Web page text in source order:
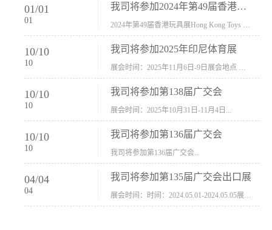
01/01
01
我司将参加2024年第49届香港玩具展Hong Kong Toys & Games Fair 欢迎新···
10/10
10
我司将参加2025年印尼体育展
10/10
10
我司将参加第138届广交会
展会时间：2025年10月31日-11月4日...
10/10
10
我司将参加第136届广交会
我司将参加第136届广交会...
04/04
04
我司将参加第135届广交会出口展
展会时间：时间：2024.05.01-2024.05.05展会地址：中国进出口商品交易会展馆福建康莱宝公司展位号12.1G37-38、H11-12，浙江康莱宝展位号17.1B23-24、C19-20...